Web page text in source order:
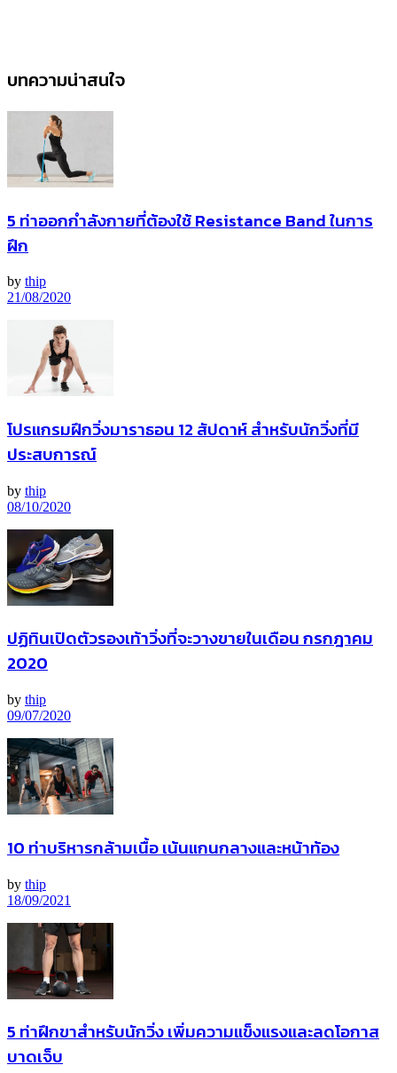
บทความน่าสนใจ
5 ท่าออกกำลังกายที่ต้องใช้ Resistance Band ในการ
ฝึก
by thip
21/08/2020
โปรแกรมฝึกวิ่งมาราธอน 12 สัปดาห์ สำหรับนักวิ่งที่มี
ประสบการณ์
by thip
08/10/2020
ปฏิทินเปิดตัวรองเท้าวิ่งที่จะวางขายในเดือน กรกฎาคม
2020
by thip
09/07/2020
10 ท่าบริหารกล้ามเนื้อ เน้นแกนกลางและหน้าท้อง
by thip
18/09/2021
5 ท่าฝึกขาสำหรับนักวิ่ง เพิ่มความแข็งแรงและลดโอกาส
บาดเจ็บ